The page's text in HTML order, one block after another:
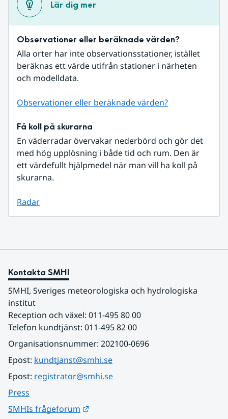
Lär dig mer
Observationer eller beräknade värden?
Alla orter har inte observationsstationer, istället
beräknas ett värde utifrån stationer i närheten
och modelldata.
Observationer eller beräknade värden?
Få koll på skurarna
En väderradar övervakar nederbörd och gör det
med hög upplösning i både tid och rum. Den är
ett värdefullt hjälpmedel när man vill ha koll på
skurarna.
Radar
Kontakta SMHI
SMHI, Sveriges meteorologiska och hydrologiska
institut
Reception och växel: 011-495 80 00
Telefon kundtjänst: 011-495 82 00
Organisationsnummer: 202100-0696
Epost: kundtjanst@smhi.se
Epost: registrator@smhi.se
Press
SMHIs frågeforum